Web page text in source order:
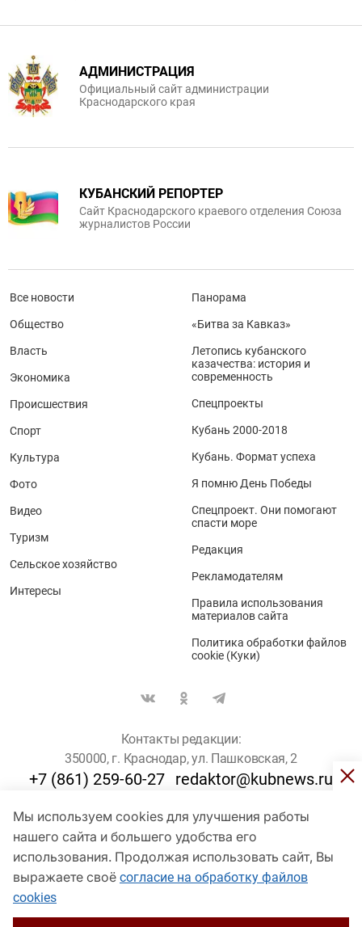
Мы используем cookies для улучшения работы
нашего сайта и большего удобства его
использования. Продолжая использовать сайт, Вы
выражаете своё согласие на обработку файлов
cookies
АДМИНИСТРАЦИЯ
Официальный сайт администрации
Краснодарского края
КУБАНСКИЙ РЕПОРТЕР
Сайт Краснодарского краевого отделения Союза
журналистов России
Все новости
Общество
Власть
Экономика
Происшествия
Спорт
Культура
Фото
Видео
Туризм
Сельское хозяйство
Интересы
Панорама
«Битва за Кавказ»
Летопись кубанского
казачества: история и
современность
Спецпроекты
Кубань 2000-2018
Кубань. Формат успеха
Я помню День Победы
Спецпроект. Они помогают
спасти море
Редакция
Рекламодателям
Правила использования
материалов сайта
Политика обработки файлов
cookie (Куки)
Контакты редакции:
350000, г. Краснодар, ул. Пашковская, 2
+7 (861) 259-60-27 redaktor@kubnews.ru
Для пользователей старше 16 лет
© Кубанские Новости, 2017
Сетевое издание «kubnews» зарегистрировано Федеральной
службой по надзору в сфере связи, информационных технологий
и массовых коммуникаций (Роскомнадзор). Регистрационный